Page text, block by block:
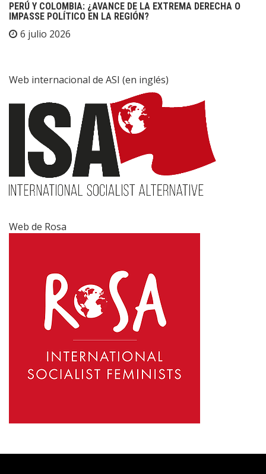
PERÚ Y COLOMBIA: ¿AVANCE DE LA EXTREMA DERECHA O
IMPASSE POLÍTICO EN LA REGIÓN?
6 julio 2026
Web internacional de ASI (en inglés)
Web de Rosa